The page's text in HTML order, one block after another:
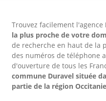
Trouvez facilement l'agence
la plus proche de votre
de recherche en haut de la
des numéros de téléphone
d'ouverture de tous les
commune Duravel située
partie de la région